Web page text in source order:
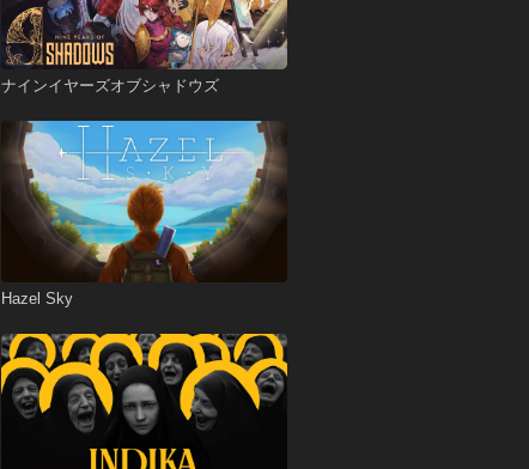
ナインイヤーズオブシャドウズ
Hazel Sky